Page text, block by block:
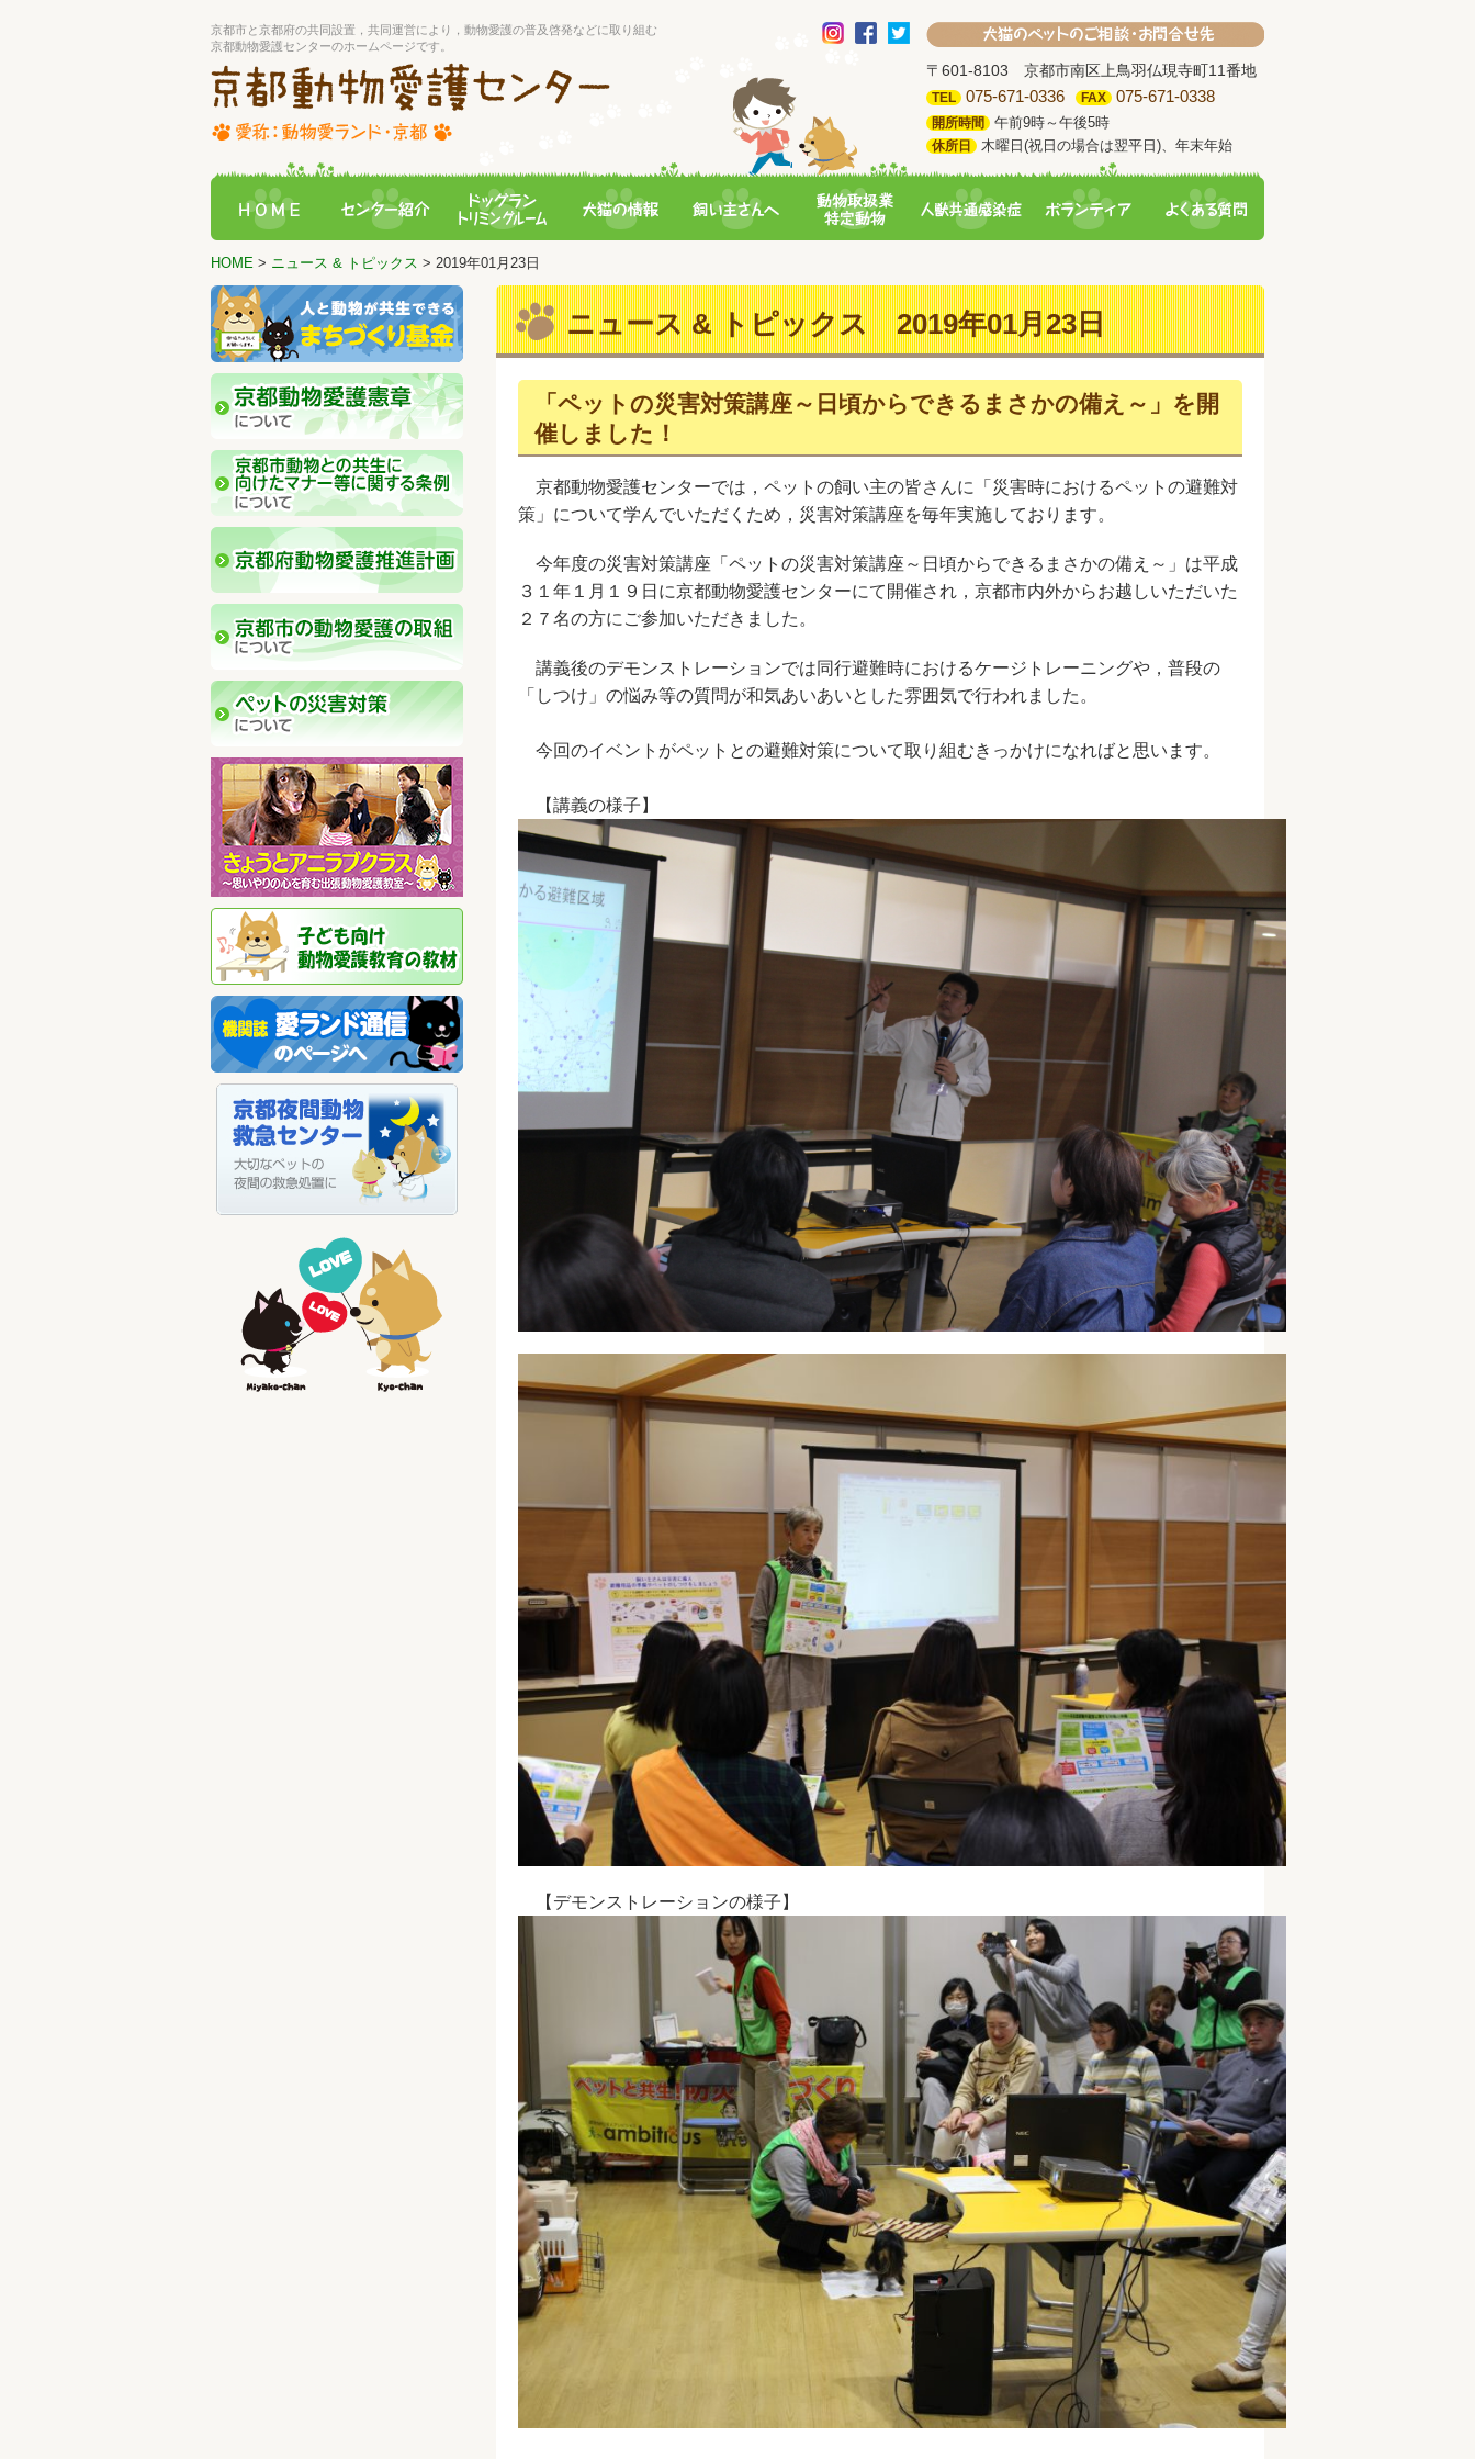
京都市と京都府の共同設置，共同運営により，動物愛護の普及啓発などに取り組む
京都動物愛護センターのホームページです。
〒601-8103 京都市南区上鳥羽仏現寺町11番地
TEL 075-671-0336 FAX 075-671-0338
開所時間 午前9時～午後5時
休所日 木曜日(祝日の場合は翌平日)、年末年始
HOME > ニュース & トピックス > 2019年01月23日
ニュース & トピックス 2019年01月23日
「ペットの災害対策講座～日頃からできるまさかの備え～」を開
催しました！
京都動物愛護センターでは，ペットの飼い主の皆さんに「災害時におけるペットの避難対
策」について学んでいただくため，災害対策講座を毎年実施しております。
今年度の災害対策講座「ペットの災害対策講座～日頃からできるまさかの備え～」は平成
３１年１月１９日に京都動物愛護センターにて開催され，京都市内外からお越しいただいた
２７名の方にご参加いただきました。
講義後のデモンストレーションでは同行避難時におけるケージトレーニングや，普段の
「しつけ」の悩み等の質問が和気あいあいとした雰囲気で行われました。
今回のイベントがペットとの避難対策について取り組むきっかけになればと思います。
【講義の様子】
【デモンストレーションの様子】